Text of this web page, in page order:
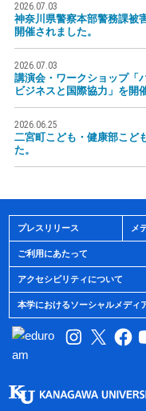
2026.07.03
神奈川県警察本部警務課被
開催されました。
2026.07.03
講演会・ワークショップ
ビジネスと国際協力」を開
2026.06.25
二宮町こども・健康部こど
た。
プレスリリース メ
ご利用にあたって
アクセシビリティについて
本学におけるソーシャルメディ